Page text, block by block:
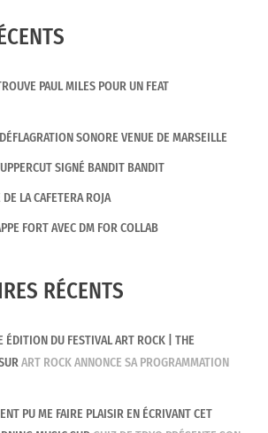
PAUL MILES POUR UN FEAT
SONORE VENUE DE MARSEILLE
SIGNÉ BANDIT BANDIT
LA CAFETERA ROJA
FORT AVEC DM FOR COLLAB
RÉCENTS
ÉDITION DU FESTIVAL ART ROCK | THE
ART ROCK ANNONCE SA PROGRAMMATION
PU ME FAIRE PLAISIR EN ÉCRIVANT CET